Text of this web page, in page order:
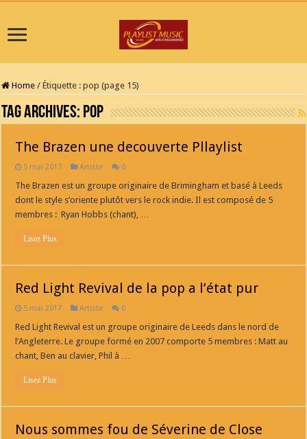
Home / Étiquette :pop (page 15)
Tag Archives: pop
The Brazen une decouverte Pllaylist
5 mai 2017 Artiste 0
The Brazen est un groupe originaire de Brimingham et basé à Leeds
dont le style s’oriente plutôt vers le rock indie. Il est composé de 5
membres : Ryan Hobbs (chant), …
Lisez Plus
Red Light Revival de la pop a l’état pur
5 mai 2017 Artiste 0
Red Light Revival est un groupe originaire de Leeds dans le nord de
l’Angleterre. Le groupe formé en 2007 comporte 5 membres : Matt au
chant, Ben au clavier, Phil à …
Lisez Plus
Nous sommes fou de Séverine de Close